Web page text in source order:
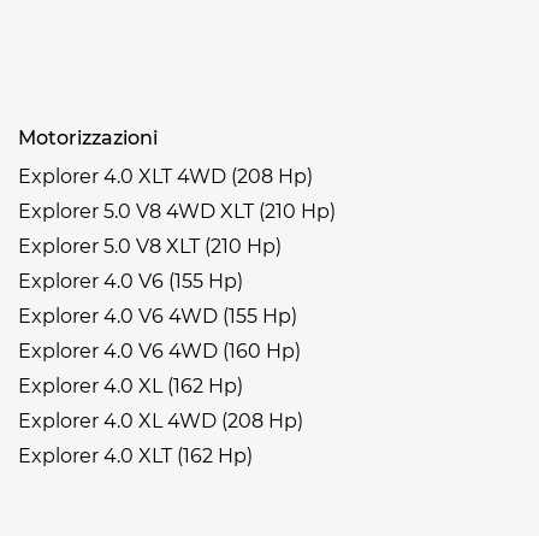
Motorizzazioni
Explorer 4.0 XLT 4WD (208 Hp)
Explorer 5.0 V8 4WD XLT (210 Hp)
Explorer 5.0 V8 XLT (210 Hp)
Explorer 4.0 V6 (155 Hp)
Explorer 4.0 V6 4WD (155 Hp)
Explorer 4.0 V6 4WD (160 Hp)
Explorer 4.0 XL (162 Hp)
Explorer 4.0 XL 4WD (208 Hp)
Explorer 4.0 XLT (162 Hp)